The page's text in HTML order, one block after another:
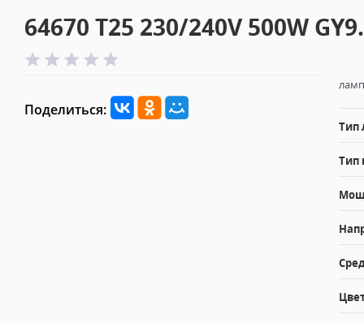
64670 T25 230/240V 500W
Поделиться:
Тип
Тип